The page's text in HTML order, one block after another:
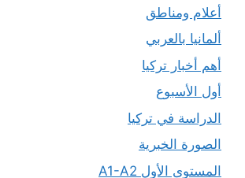
أعلام ومناطق
ألمانيا بالعربي
أهم أخبار تركيا
أول الأسبوع
الدراسة في تركيا
الصورة الخبرية
المستوى الأول A1-A2